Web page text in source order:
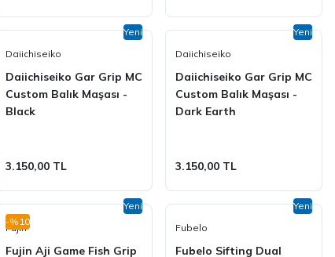
Yeni
Daiichiseiko
Daiichiseiko Gar Grip MC
Custom Balık Maşası -
Black
3.150,00 TL
Yeni
Daiichiseiko
Daiichiseiko Gar Grip MC
Custom Balık Maşası -
Dark Earth
3.150,00 TL
-%10
Yeni
Fujin
Fujin Aji Game Fish Grip
Yeni
Fubelo
Fubelo Sifting Dual